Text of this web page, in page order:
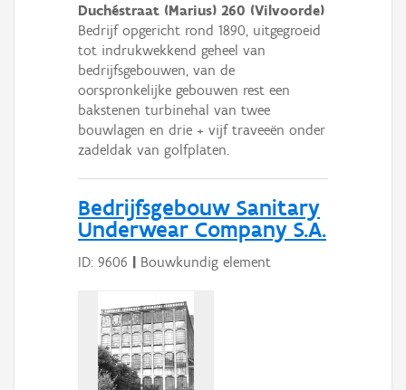
Duchéstraat (Marius) 260 (Vilvoorde)
Bedrijf opgericht rond 1890, uitgegroeid
tot indrukwekkend geheel van
bedrijfsgebouwen, van de
oorspronkelijke gebouwen rest een
bakstenen turbinehal van twee
bouwlagen en drie + vijf traveeën onder
zadeldak van golfplaten.
Bedrijfsgebouw Sanitary
Underwear Company S.A.
ID: 9606 | Bouwkundig element